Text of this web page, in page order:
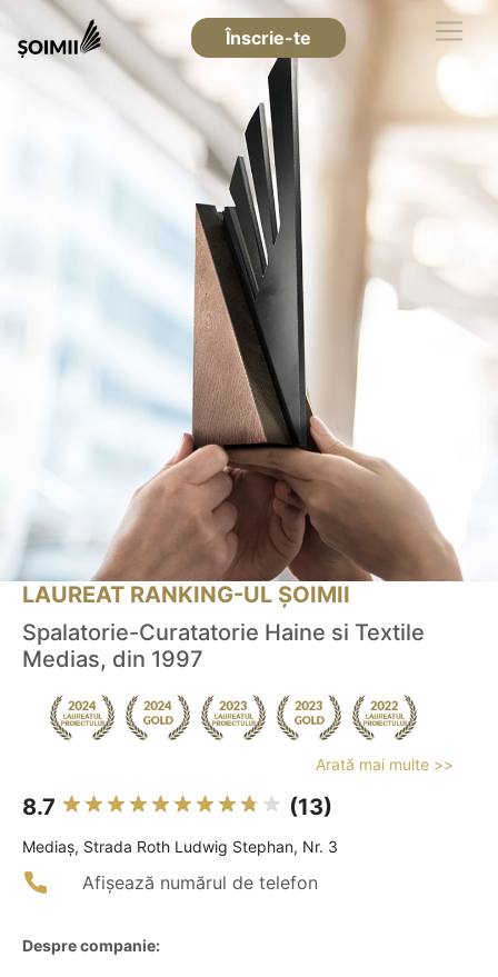
Înscrie-te
LAUREAT RANKING-UL ȘOIMII
Spalatorie-Curatatorie Haine si Textile
Medias, din 1997
Arată mai multe >>
8.7 (13)
Mediaş, Strada Roth Ludwig Stephan, Nr. 3
Afișează numărul de telefon
Despre companie: